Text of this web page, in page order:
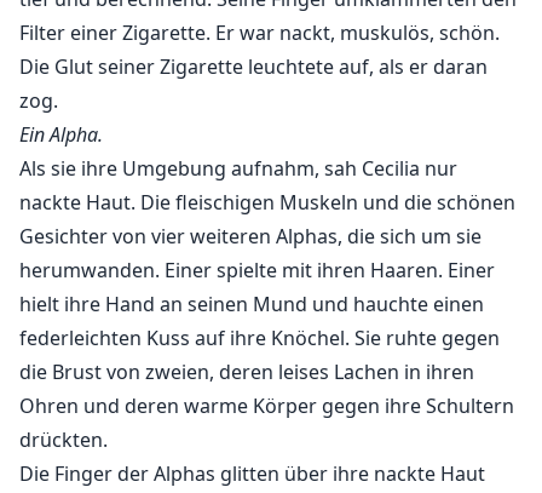
Willkommen in dieser hierarchischen Welt von Alpha,
Beta und Omega.
Cecilia, ein Omega-Mädchen aus einer armen Familie,
und fünf hochrangige Alphas trafen sich in einer Villa.
Warnung: Reifer Inhalt
Filter einer Zigarette. Er war nackt, muskulös, schön.
Die Glut seiner Zigarette leuchtete auf, als er daran
zog.
Ein Alpha.
Als sie ihre Umgebung aufnahm, sah Cecilia nur
nackte Haut. Die fleischigen Muskeln und die schönen
Gesichter von vier weiteren Alphas, die sich um sie
herumwanden. Einer spielte mit ihren Haaren. Einer
hielt ihre Hand an seinen Mund und hauchte einen
federleichten Kuss auf ihre Knöchel. Sie ruhte gegen
die Brust von zweien, deren leises Lachen in ihren
Ohren und deren warme Körper gegen ihre Schultern
drückten.
Die Finger der Alphas glitten über ihre nackte Haut